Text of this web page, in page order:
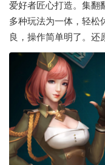
爱好者匠心打造。集翻
多种玩法为一体，轻松
良，操作简单明了。还